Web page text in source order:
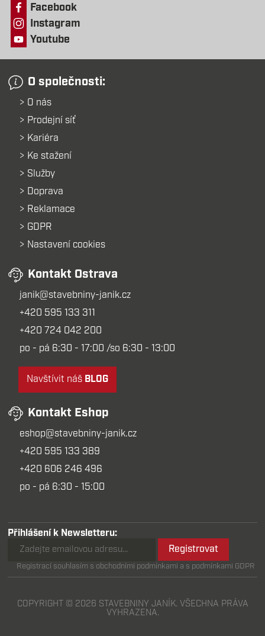
Facebook
Instagram
Youtube
O společnosti:
O nás
Prodejní síť
Kariéra
Ke stažení
Služby
Doprava
Reklamace
GDPR
Nastavení cookies
Kontakt Ostrava
janik@stavebniny-janik.cz
+420 595 133 311
+420 724 042 200
po - pá 6:30 - 17:00 /so 6:30 - 13:00
Navštívit náš BLOG
Kontakt Eshop
eshop@stavebniny-janik.cz
+420 595 133 389
+420 606 246 496
po - pá 6:30 - 15:00
Přihlášení k Newsletteru:
Registrovat
Registrací souhlasím s obchodními podmínkami a s podmínkami GDPR
COPYRIGHT © 2026 STAVEBNINY JANÍK. VŠECHNA PRÁVA
VYHRAZENA.